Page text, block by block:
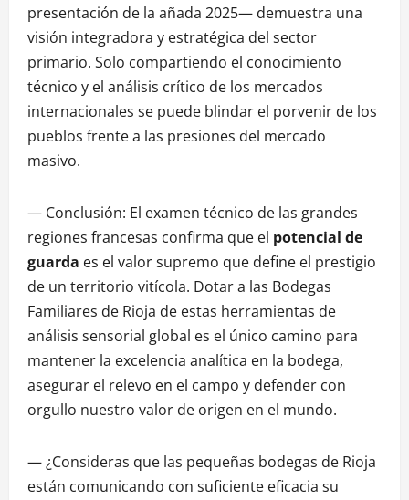
presentación de la añada 2025— demuestra una
visión integradora y estratégica del sector
primario. Solo compartiendo el conocimiento
técnico y el análisis crítico de los mercados
internacionales se puede blindar el porvenir de los
pueblos frente a las presiones del mercado
masivo.
— Conclusión: El examen técnico de las grandes
regiones francesas confirma que el potencial de
guarda es el valor supremo que define el prestigio
de un territorio vitícola. Dotar a las Bodegas
Familiares de Rioja de estas herramientas de
análisis sensorial global es el único camino para
mantener la excelencia analítica en la bodega,
asegurar el relevo en el campo y defender con
orgullo nuestro valor de origen en el mundo.
— ¿Consideras que las pequeñas bodegas de Rioja
están comunicando con suficiente eficacia su